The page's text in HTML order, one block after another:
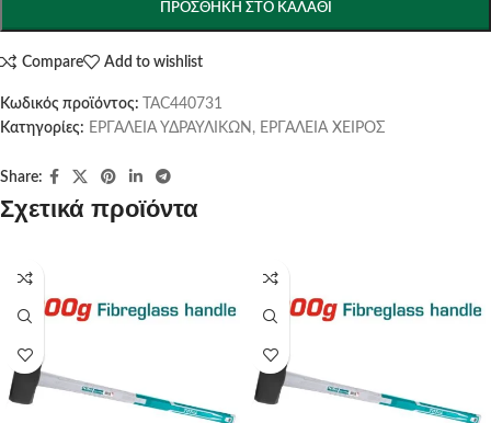
ΠΡΟΣΘΉΚΗ ΣΤΟ ΚΑΛΆΘΙ
Compare Add to wishlist
Κωδικός προϊόντος:
TAC440731
Κατηγορίες: ΕΡΓΑΛΕΙΑ ΥΔΡΑΥΛΙΚΩΝ , ΕΡΓΑΛΕΙΑ ΧΕΙΡΟΣ
Share:
Σχετικά προϊόντα